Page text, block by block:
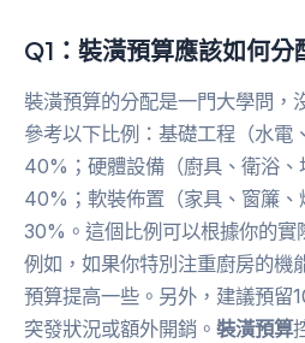
Q1：裝潢預算應該如何分
裝潢預算的分配是一門大學問，
參考以下比例：基礎工程（水電
40%；硬體設備（廚具、衛浴
40%；軟裝佈置（家具、窗簾
30%。這個比例可以根據你的實
例如，如果你特別注重廚房的機
預算提高一些。另外，建議預留
突發狀況或額外開銷。 裝潢預算